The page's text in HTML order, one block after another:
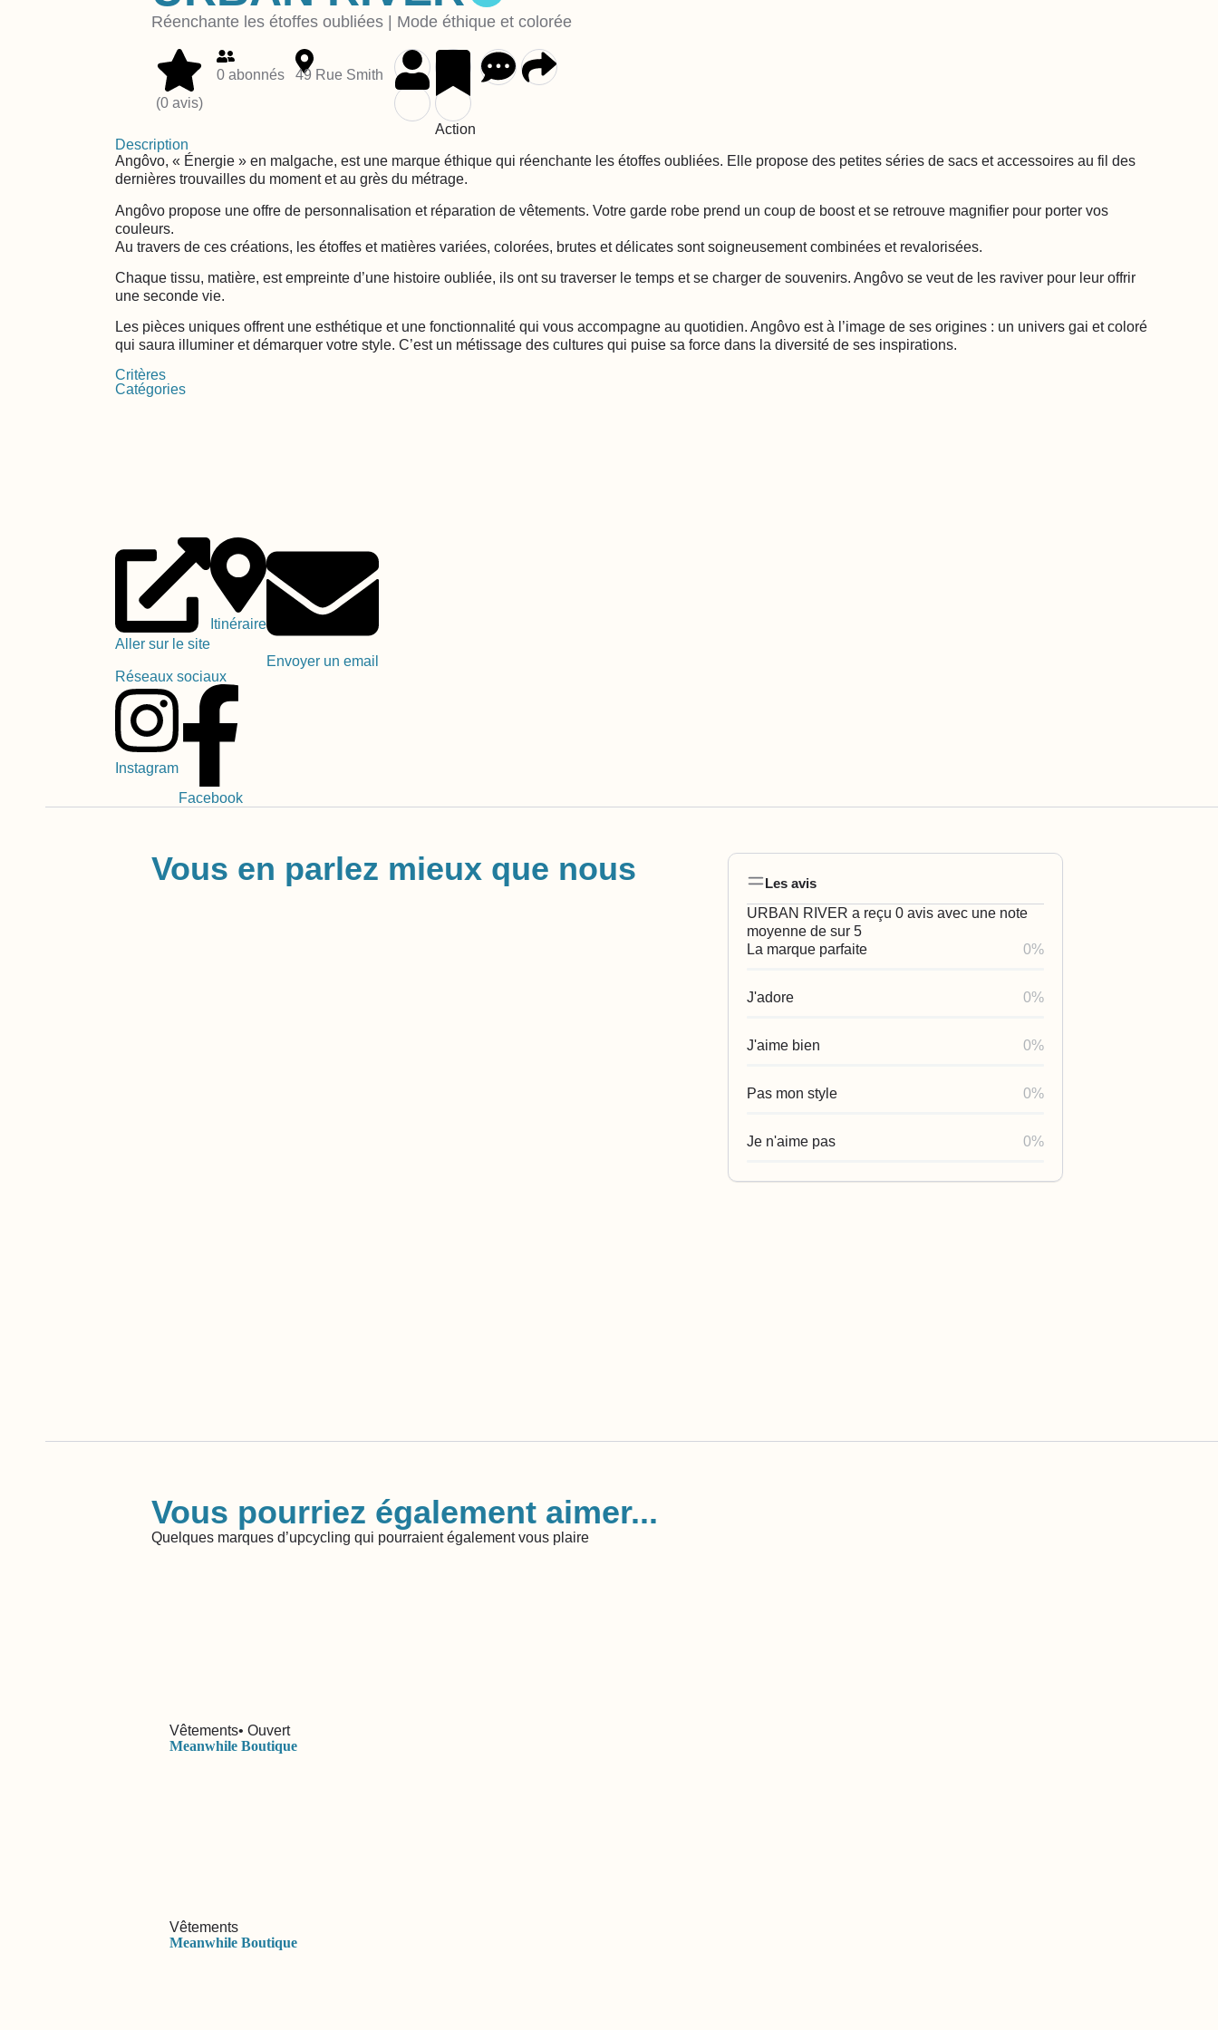
Réenchante les étoffes oubliées | Mode éthique et colorée
(0 avis)
0 abonnés 49 Rue Smith
Action
Description
Angôvo, « Énergie » en malgache, est une marque éthique qui réenchante les étoffes oubliées. Elle propose des petites séries de sacs et accessoires au fil des
dernières trouvailles du moment et au grès du métrage.
Angôvo propose une offre de personnalisation et réparation de vêtements. Votre garde robe prend un coup de boost et se retrouve magnifier pour porter vos
couleurs.
Au travers de ces créations, les étoffes et matières variées, colorées, brutes et délicates sont soigneusement combinées et revalorisées.
Chaque tissu, matière, est empreinte d’une histoire oubliée, ils ont su traverser le temps et se charger de souvenirs. Angôvo se veut de les raviver pour leur offrir
une seconde vie.
Les pièces uniques offrent une esthétique et une fonctionnalité qui vous accompagne au quotidien. Angôvo est à l’image de ses origines : un univers gai et coloré
qui saura illuminer et démarquer votre style. C’est un métissage des cultures qui puise sa force dans la diversité de ses inspirations.
Critères
Catégories
Aller sur le site
Itinéraire
Envoyer un email
Réseaux sociaux
Instagram
Facebook
Vous en parlez mieux que nous
Les avis
URBAN RIVER a reçu 0 avis avec une note
moyenne de sur 5
La marque parfaite
0%
J'adore 0%
J'aime bien 0%
Pas mon style 0%
Je n'aime pas 0%
Vous pourriez également aimer...
Quelques marques d’upcycling qui pourraient également vous plaire
Vêtements• Ouvert
Meanwhile Boutique
Vêtements
Meanwhile Boutique